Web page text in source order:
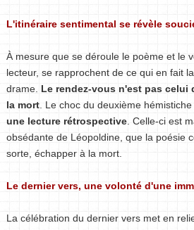
L'itinéraire sentimental se révèle
À mesure que se déroule le poème et le
lecteur, se rapprochent de ce qui en fait
drame. Le rendez-vous n'est pas celui
la mort. Le choc du deuxième
une lecture rétrospective. Celle-ci est
obsédante de Léopoldine, que la poésie
sorte, échapper à la mort.
Le dernier vers, une volonté d'une
La célébration du dernier vers met en